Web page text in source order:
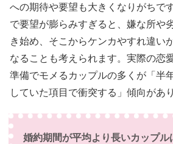
への期待や要望も大きくなりがちで
で要望が膨らみすぎると、嫌な所や
き始め、そこからケンカやすれ違い
なることも考えられます。実際の恋
準備でモメるカップルの多くが「半
していた項目で衝突する」傾向があ
婚約期間が平均より長いカップル